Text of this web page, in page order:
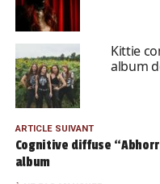
Kittie
album
ARTICLE SUIVANT
Cognitive diffuse
album